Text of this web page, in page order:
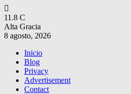
11.8 C
Alta Gracia
8 agosto, 2026
Inicio
Blog
Privacy
Advertisement
Contact